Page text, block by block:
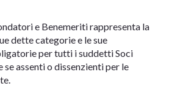
e Benemeriti rappresenta la
dette categorie e le sue
per tutti i suddetti Soci
se assenti o dissenzienti per le